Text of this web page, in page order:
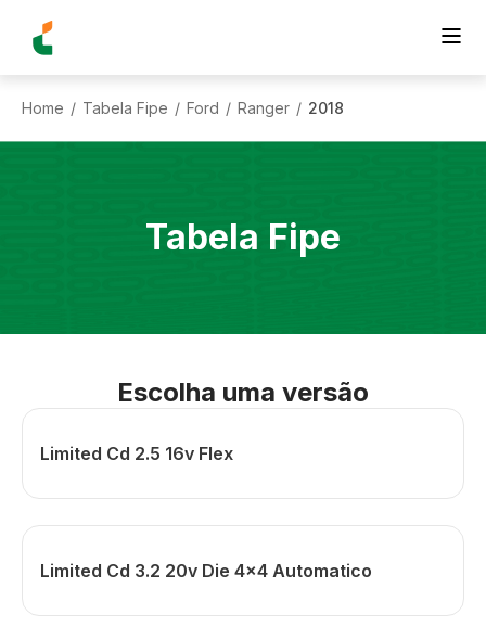
Home / Tabela Fipe / Ford / Ranger / 2018
Tabela Fipe
Escolha uma versão
Limited Cd 2.5 16v Flex
Limited Cd 3.2 20v Die 4x4 Automatico